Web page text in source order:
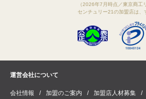
（2026年7月時点／東京商工
センチュリー21の加盟店は、
運営会社について
会社情報 加盟のご案内 加盟店人材募集